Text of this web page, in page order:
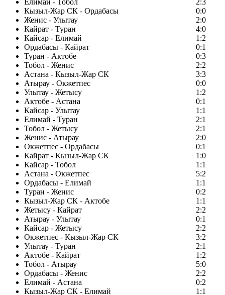
Елимай - Тобол
2:3
Кызыл-Жар СК - Ордабасы
0:0
Женис - Улытау
2:0
Кайрат - Туран
4:0
Кайсар - Елимай
1:2
Ордабасы - Кайрат
0:1
Туран - Актобе
0:3
Тобол - Женис
2:2
Астана - Кызыл-Жар СК
3:3
Атырау - Окжетпес
0:0
Улытау - Жетысу
1:2
Актобе - Астана
0:1
Кайсар - Улытау
1:1
Елимай - Туран
2:1
Тобол - Жетысу
2:1
Женис - Атырау
2:0
Окжетпес - Ордабасы
0:1
Кайрат - Кызыл-Жар СК
1:0
Кайсар - Тобол
1:1
Астана - Окжетпес
5:2
Ордабасы - Елимай
1:1
Туран - Женис
0:2
Кызыл-Жар СК - Актобе
1:1
Жетысу - Кайрат
2:2
Атырау - Улытау
0:1
Кайсар - Жетысу
2:2
Окжетпес - Кызыл-Жар СК
3:2
Улытау - Туран
2:1
Актобе - Кайрат
1:2
Тобол - Атырау
5:0
Ордабасы - Женис
2:2
Елимай - Астана
0:2
Кызыл-Жар СК - Елимай
1:1